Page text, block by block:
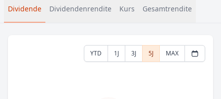
Dividende Dividendenrendite Kurs Gesamtrendite
YTD 1J 3J 5J MAX